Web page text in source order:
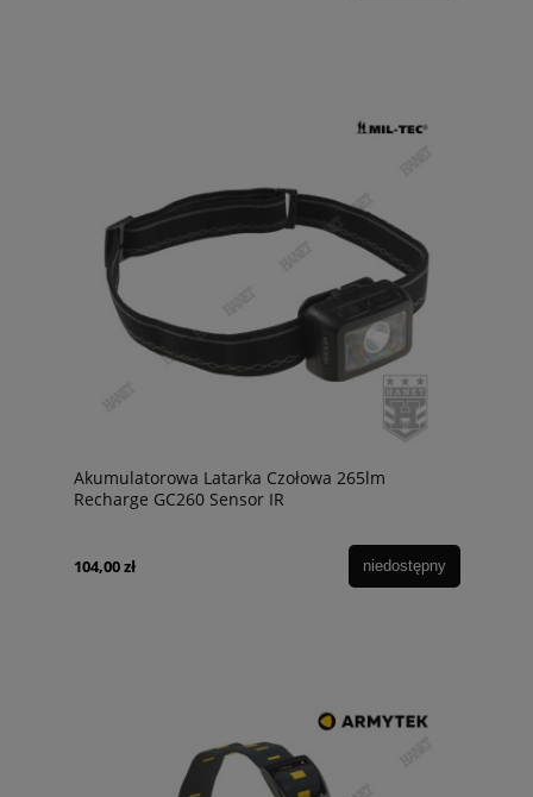
Akumulatorowa Latarka Czołowa 265lm
Recharge GC260 Sensor IR
104,00 zł niedostępny